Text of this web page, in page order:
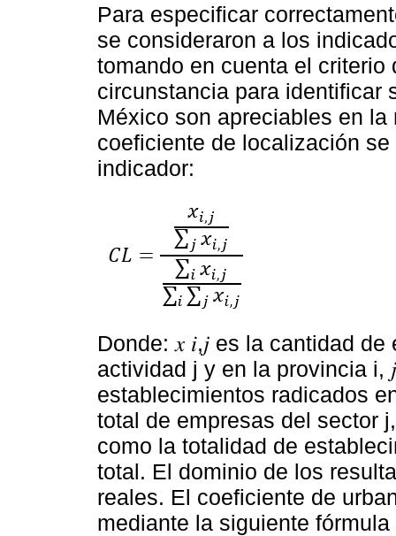
Para especificar
se consideraron a los
tomando en cuenta el criterio
circunstancia para identificar
México son apreciables en
coeficiente de localización
indicador:
Donde: 𝑥 𝑖,𝑗 es la cantidad
actividad j y en la provincia i,
establecimientos radicados
total de empresas del sector j,
como la totalidad de
total. El dominio de los
reales. El coeficiente de
mediante la siguiente